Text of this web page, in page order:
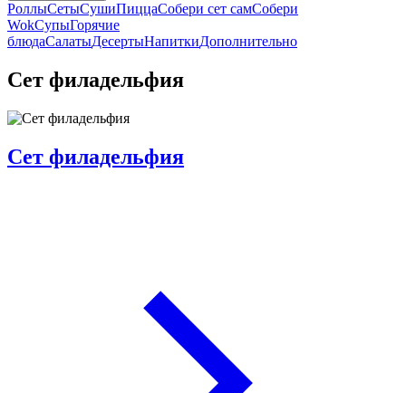
РоллыСетыСушиПиццаСобери сет самСобери
WokСупыГорячие
блюдаСалатыДесертыНапиткиДополнительно
Сет филадельфия
Сет филадельфия